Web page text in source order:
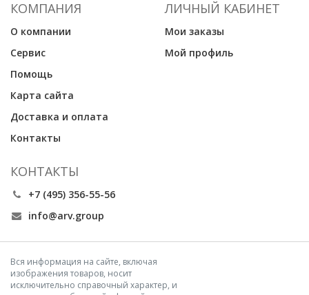
КОМПАНИЯ
О компании
Сервис
Помощь
Карта сайта
Доставка и оплата
Контакты
ЛИЧНЫЙ КАБИНЕТ
Мои заказы
Мой профиль
КОНТАКТЫ
+7 (495) 356-55-56
info@arv.group
Вся информация на сайте, включая
изображения товаров, носит
исключительно справочный характер, и